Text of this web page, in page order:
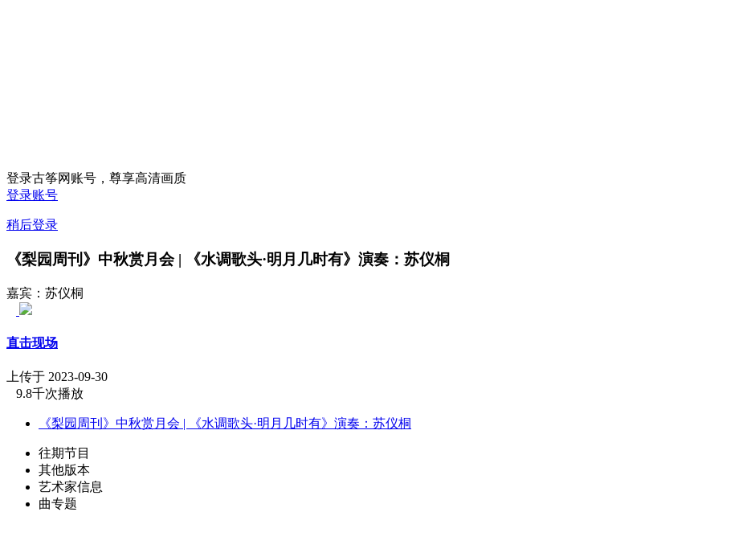
登录古筝网账号，尊享高清画质
登录账号
稍后登录
《梨园周刊》中秋赏月会 | 《水调歌头·明月几时有》演奏：苏仪桐
嘉宾：苏仪桐
直击现场
上传于 2023-09-30
9.8千次播放
《梨园周刊》中秋赏月会 | 《水调歌头·明月几时有》演奏：苏仪桐
往期节目
其他版本
艺术家信息
曲专题